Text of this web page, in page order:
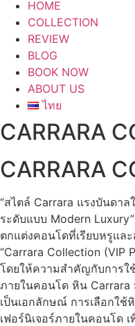
HOME
COLLECTION
REVIEW
BLOG
BOOK NOW
ABOUT US
ไทย
CARRARA
CARRARA
“สไตล์ Carrara แรงบันดา
ระดับแบบ Modern
ตกแต่งคอนโดที่เรียบหรูแล
“Carrara Collection (VIP
โดยให้ความสำคัญกับการใ
ภายในคอนโด หิน Carrara
เป็นเอกลักษณ์ การเลือกใ
เฟอร์นิเจอร์ภายในคอนโด